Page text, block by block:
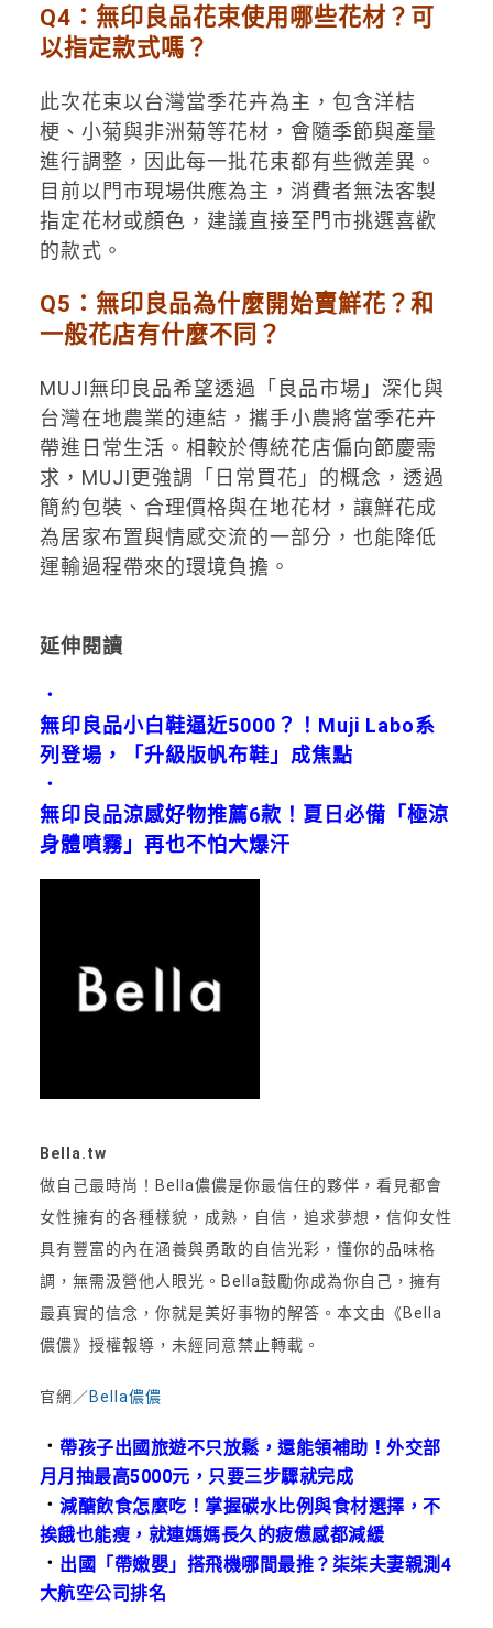
Q4：無印良品花束使用哪些花材？可
以指定款式嗎？
此次花束以台灣當季花卉為主，包含洋桔
梗、小菊與非洲菊等花材，會隨季節與產量
進行調整，因此每一批花束都有些微差異。
目前以門市現場供應為主，消費者無法客製
指定花材或顏色，建議直接至門市挑選喜歡
的款式。
Q5：無印良品為什麼開始賣鮮花？和
一般花店有什麼不同？
MUJI無印良品希望透過「良品市場」深化與
台灣在地農業的連結，攜手小農將當季花卉
帶進日常生活。相較於傳統花店偏向節慶需
求，MUJI更強調「日常買花」的概念，透過
簡約包裝、合理價格與在地花材，讓鮮花成
為居家布置與情感交流的一部分，也能降低
運輸過程帶來的環境負擔。
延伸閱讀
．
無印良品小白鞋逼近5000？！Muji Labo系
列登場，「升級版帆布鞋」成焦點
．
無印良品涼感好物推薦6款！夏日必備「極涼
身體噴霧」再也不怕大爆汗
Bella.tw
做自己最時尚！Bella儂儂是你最信任的夥伴，看見都會
女性擁有的各種樣貌，成熟，自信，追求夢想，信仰女性
具有豐富的內在涵養與勇敢的自信光彩，懂你的品味格
調，無需汲營他人眼光。Bella鼓勵你成為你自己，擁有
最真實的信念，你就是美好事物的解答。本文由《Bella
儂儂》授權報導，未經同意禁止轉載。
官網／Bella儂儂
． 帶孩子出國旅遊不只放鬆，還能領補助！外交部
月月抽最高5000元，只要三步驟就完成
．減醣飲食怎麼吃！掌握碳水比例與食材選擇，不
挨餓也能瘦，就連媽媽長久的疲憊感都減緩
． 出國「帶嫩嬰」搭飛機哪間最推？柒柒夫妻親測4
大航空公司排名